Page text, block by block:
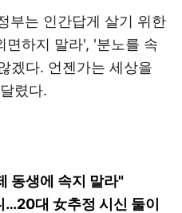
부는 인간답게 살기 위한
면하지 말라', '분노를 속
겠다. 언젠가는 세상을
렸다.
동생에 속지 말라"
대 女추정 시신 둘이